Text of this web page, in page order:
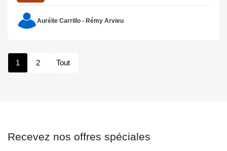
Aurélie Carrillo - Rémy Arvieu
1 2 Tout
Recevez nos offres spéciales